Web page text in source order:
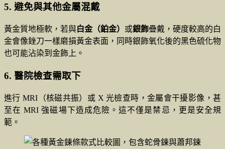
5. 避免與其他金屬混戴
黃金質地極軟，若與白金（鉑金） 或銀飾疊戴，硬度較高的白
金會像銼刀一樣磨損黃金表面，同時銀飾氧化後的黑色硫化物
也可能沾染到金飾上。
6. 醫院檢查需取下
進行 MRI（核磁共振）或 X 光檢查時，金屬會干擾影像，甚
至在 MRI 強磁場下造成危險。這不僅是禁忌，更是安全規
範。